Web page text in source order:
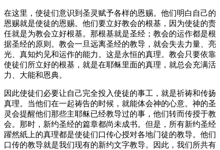
在这里，使徒们意识到圣灵赋予各样的恩赐。他们明白自己的
恩赐就是使徒的恩赐。他们要立好教会的根基，因为使徒的责
任就是为教会立好根基。那根基就是圣经；教会的运作都是根
据圣经的原则。教会一旦远离圣经的教导，就会失去力量、亮
光、真知灼见和运作的能力。这是永恒的真理。教会只要依靠
使徒们所立好的根基，就是在耶稣里面的真理，就总会充满活
力、大能和恩典。
因此使徒们必要让自己完全投入使徒的事工，就是祈祷和传扬
真理。当他们在一起祷告的时候，就能体会神的心意。神的圣
灵会提醒他们那些主耶稣已经教导过的事，他们转而传授于教
会。那时，新约圣经的篇章都尚未成书。但是，所有新约圣经
躍然紙上的真理都是使徒们口传心授对各地门徒的教导。他们
口传的教导就是我们现有的新约文字教导。因此，我们所共有